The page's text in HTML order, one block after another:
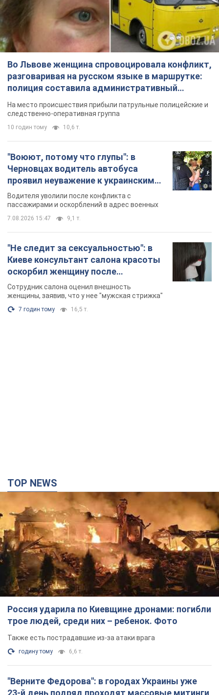
Во Львове женщина спровоцировала конфликт,
разговаривая на русском языке в маршрутке:
полиция составила административный
протокол. Видео
На место происшествия прибыли патрульные полицейские и
следственно-оперативная группа
10 годин тому 10,6 т.
"Воюют, потому что глупы": в
Черновцах водитель автобуса
проявил неуважение к украинским
военным и поплатился за это.
Видео
Водителя уволили после конфликта с
пассажирами и оскорблений в адрес военных
7.08.2026 15:47 9,1 т.
"Не следит за сексуальностью": в
Киеве консультант салона красоты
оскорбил женщину после
химиотерапии, разгорелся скандал.
Фото
Сотрудник салона оценил внешность
женщины, заявив, что у нее "мужская стрижка"
7 годин тому 16,5 т.
TOP NEWS
Россия ударила по Киевщине дронами: погибли
трое людей, среди них – ребенок. Фото
Также есть пострадавшие из-за атаки врага
годину тому 6,6 т.
"Верните Федорова": в городах Украины уже
23-й день подряд проходят массовые митинги